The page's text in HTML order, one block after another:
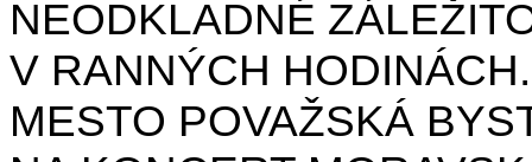
NEODKLADNÉ
V RANNÝCH
MESTO POVAŽSKÁ